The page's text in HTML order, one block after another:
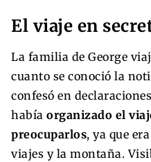
El viaje en
La familia de George
cuanto se conoció la
confesó en
había organizado el
preocuparlos, ya que
viajes y la montaña.